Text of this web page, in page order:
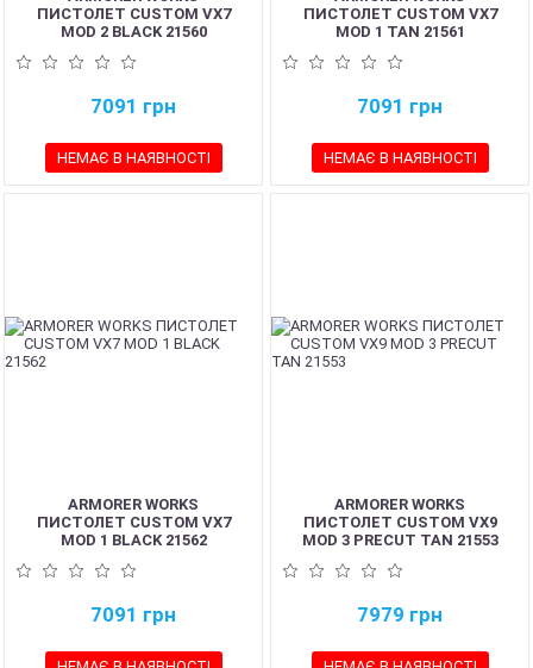
ПИСТОЛЕТ CUSTOM VX7
MOD 2 BLACK 21560
7091 грн
НЕМАЄ В НАЯВНОСТІ
ПИСТОЛЕТ CUSTOM VX7
MOD 1 TAN 21561
7091 грн
НЕМАЄ В НАЯВНОСТІ
ARMORER WORKS
ПИСТОЛЕТ CUSTOM VX7
MOD 1 BLACK 21562
7091 грн
ARMORER WORKS
ПИСТОЛЕТ CUSTOM VX9
MOD 3 PRECUT TAN 21553
7979 грн